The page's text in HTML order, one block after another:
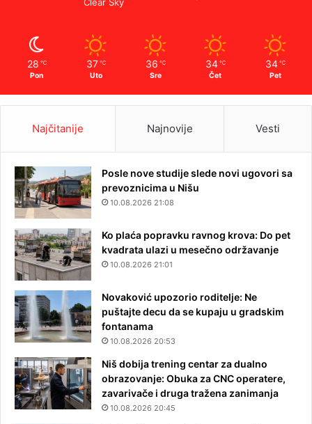
Clear Sky
28 ℃
Pon
37 ℃
Uto
36 ℃
Sre
34 ℃
Čet
34 ℃
Pet
Najčitanije Najnovije Vesti
Posle nove studije slede novi ugovori sa
prevoznicima u Nišu
10.08.2026 21:08
Ko plaća popravku ravnog krova: Do pet
kvadrata ulazi u mesečno održavanje
10.08.2026 21:01
Novaković upozorio roditelje: Ne
puštajte decu da se kupaju u gradskim
fontanama
10.08.2026 20:53
Niš dobija trening centar za dualno
obrazovanje: Obuka za CNC operatere,
zavarivače i druga tražena zanimanja
10.08.2026 20:45